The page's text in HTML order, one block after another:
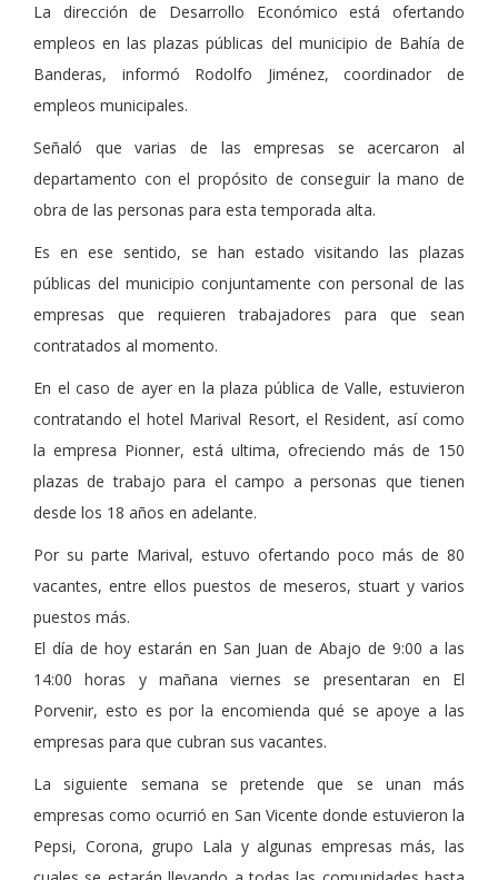
La dirección de Desarrollo Económico está ofertando
empleos en las plazas públicas del municipio de Bahía de
Banderas, informó Rodolfo Jiménez, coordinador de
empleos municipales.
Señaló que varias de las empresas se acercaron al
departamento con el propósito de conseguir la mano de
obra de las personas para esta temporada alta.
Es en ese sentido, se han estado visitando las plazas
públicas del municipio conjuntamente con personal de las
empresas que requieren trabajadores para que sean
contratados al momento.
En el caso de ayer en la plaza pública de Valle, estuvieron
contratando el hotel Marival Resort, el Resident, así como
la empresa Pionner, está ultima, ofreciendo más de 150
plazas de trabajo para el campo a personas que tienen
desde los 18 años en adelante.
Por su parte Marival, estuvo ofertando poco más de 80
vacantes, entre ellos puestos de meseros, stuart y varios
puestos más.
El día de hoy estarán en San Juan de Abajo de 9:00 a las
14:00 horas y mañana viernes se presentaran en El
Porvenir, esto es por la encomienda qué se apoye a las
empresas para que cubran sus vacantes.
La siguiente semana se pretende que se unan más
empresas como ocurrió en San Vicente donde estuvieron la
Pepsi, Corona, grupo Lala y algunas empresas más, las